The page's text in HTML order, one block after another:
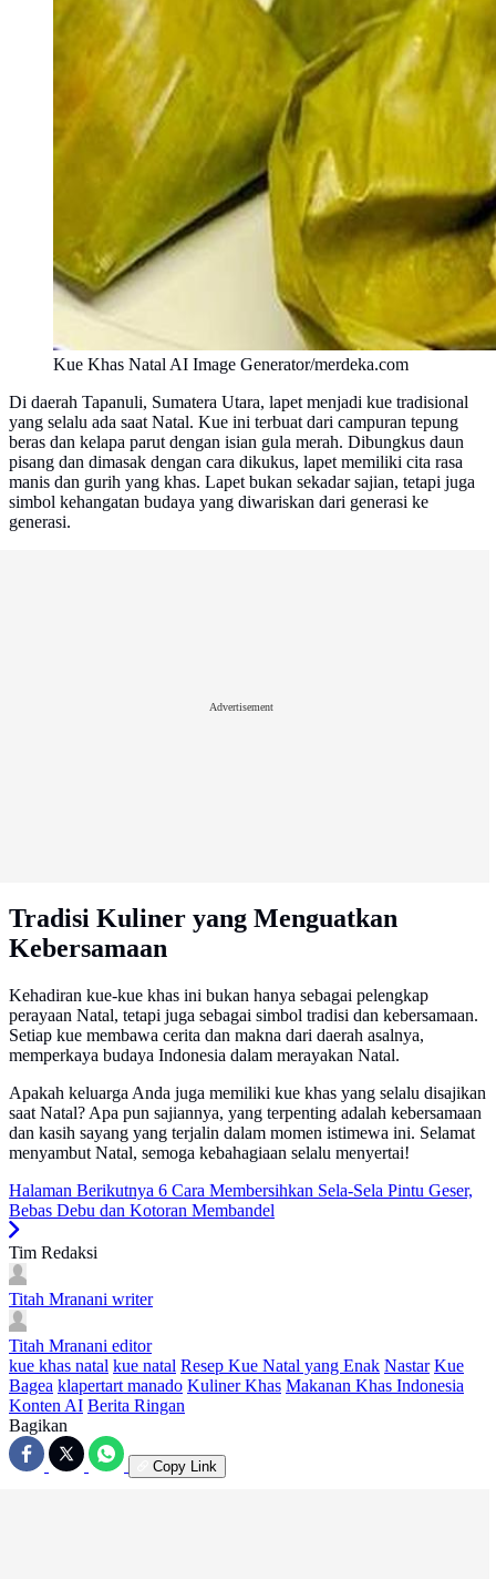
Kue Khas Natal AI Image Generator/merdeka.com
Di daerah Tapanuli, Sumatera Utara, lapet menjadi kue tradisional
yang selalu ada saat Natal. Kue ini terbuat dari campuran tepung
beras dan kelapa parut dengan isian gula merah. Dibungkus daun
pisang dan dimasak dengan cara dikukus, lapet memiliki cita rasa
manis dan gurih yang khas. Lapet bukan sekadar sajian, tetapi juga
simbol kehangatan budaya yang diwariskan dari generasi ke
generasi.
Advertisement
Tradisi Kuliner yang Menguatkan
Kebersamaan
Kehadiran kue-kue khas ini bukan hanya sebagai pelengkap
perayaan Natal, tetapi juga sebagai simbol tradisi dan kebersamaan.
Setiap kue membawa cerita dan makna dari daerah asalnya,
memperkaya budaya Indonesia dalam merayakan Natal.
Apakah keluarga Anda juga memiliki kue khas yang selalu disajikan
saat Natal? Apa pun sajiannya, yang terpenting adalah kebersamaan
dan kasih sayang yang terjalin dalam momen istimewa ini. Selamat
menyambut Natal, semoga kebahagiaan selalu menyertai!
Halaman Berikutnya 6 Cara Membersihkan Sela-Sela Pintu Geser,
Bebas Debu dan Kotoran Membandel
Tim Redaksi
Titah Mranani writer
Titah Mranani editor
kue khas natal kue natal Resep Kue Natal yang Enak Nastar Kue
Bagea klapertart manado Kuliner Khas Makanan Khas Indonesia
Konten AI Berita Ringan
Bagikan
Copy Link